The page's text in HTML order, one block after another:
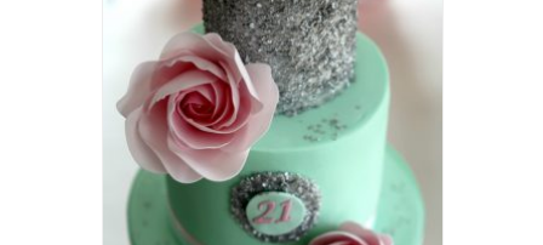
Silver and Yellow Wedding